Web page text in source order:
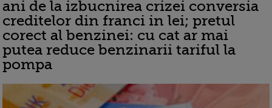
ani de la izbucnirea crizei conversia
creditelor din franci in lei; pretul
corect al benzinei: cu cat ar mai
putea reduce benzinarii tariful la
pompa